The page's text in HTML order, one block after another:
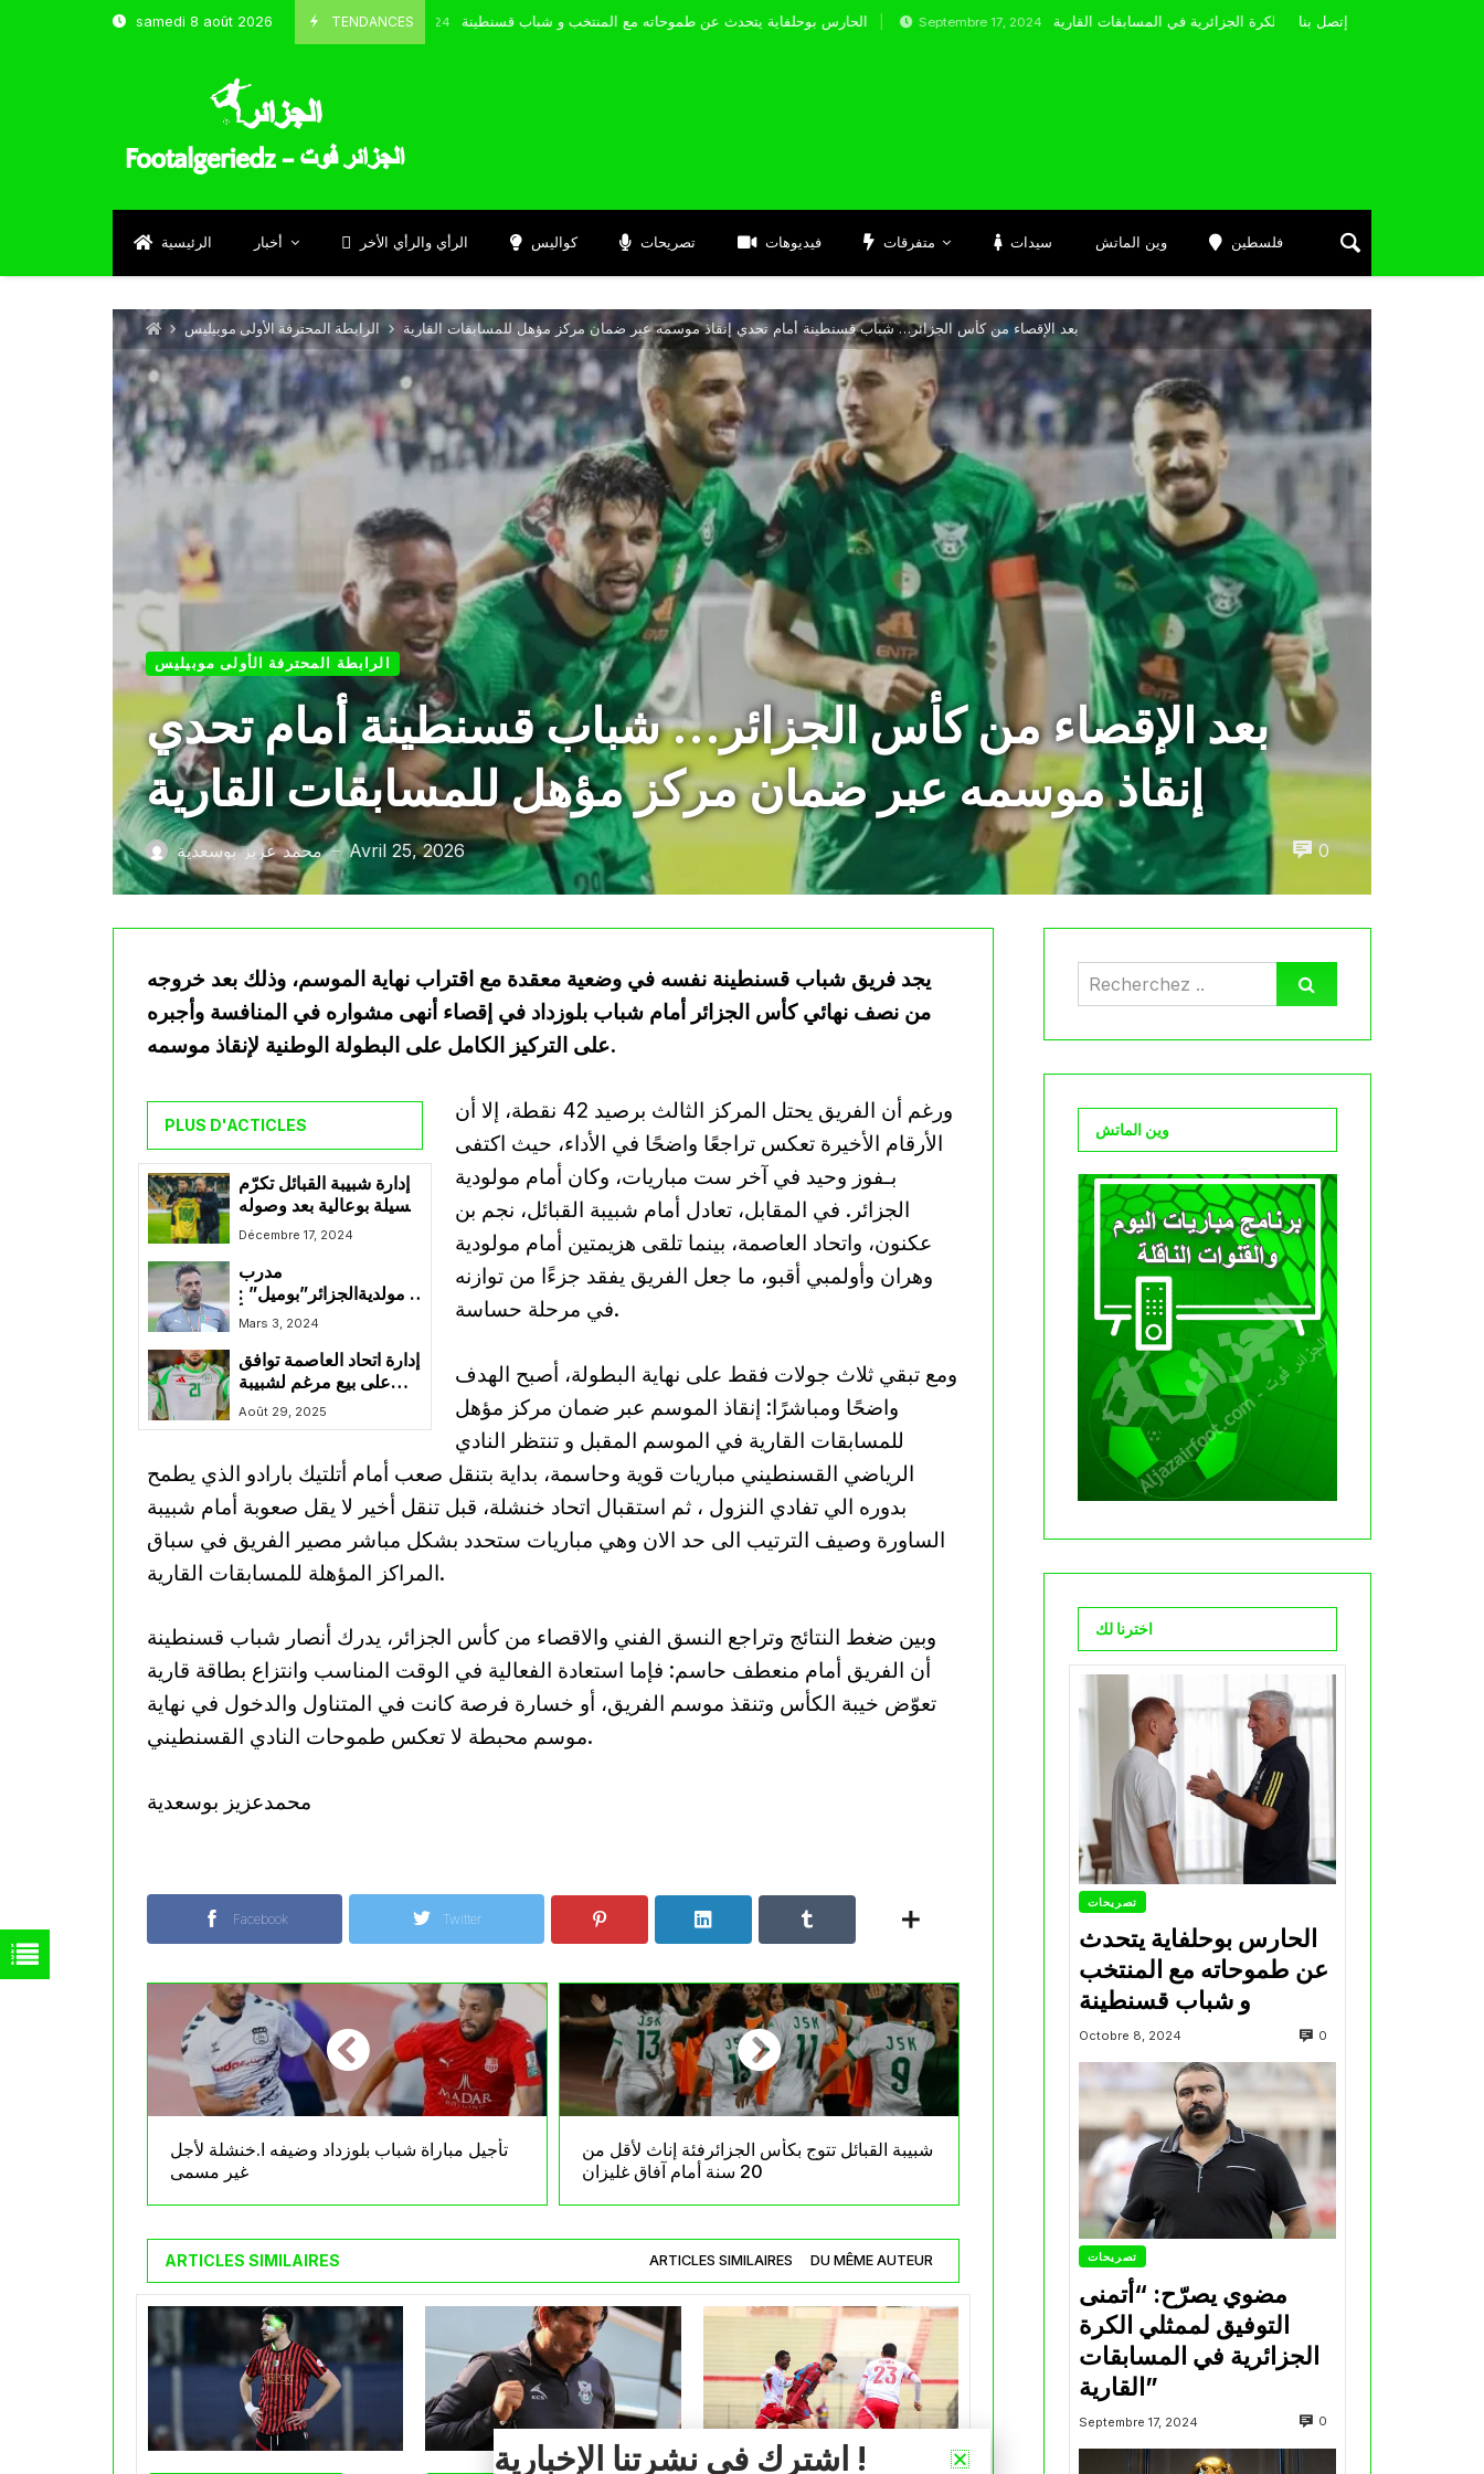
samedi 8 août 2026 TENDANCES
Octobre 8, 2024 الحارس بوحلفاية يتحدث عن طموحاته مع المنتخب و شباب قسنطينة Septembre 17, 2024 إتصل بنا
الرئيسية أخبار الرأي والرأي الأخر كواليس تصريحات فيديوهات متفرقات سيدات وين الماتش فلسطين
الرابطة المحترفة الأولى موبيليس بعد الإقصاء من كأس الجزائر… شباب قسنطينة أمام تحدي إنقاذ موسمه عبر ضمان مركز مؤهل للمسابقات القارية
الرابطة المحترفة الأولى موبيليس
بعد الإقصاء من كأس الجزائر… شباب قسنطينة أمام تحدي
إنقاذ موسمه عبر ضمان مركز مؤهل للمسابقات القارية
محمد عزيز بوسعدية — Avril 25, 2026 0
يجد فريق شباب قسنطينة نفسه في وضعية معقدة مع اقتراب نهاية الموسم، وذلك بعد خروجه
من نصف نهائي كأس الجزائر أمام شباب بلوزداد في إقصاء أنهى مشواره في المنافسة وأجبره
على التركيز الكامل على البطولة الوطنية لإنقاذ موسمه.
PLUS D'ACTICLES
إدارة شبيبة القبائل تكرّم
كسيلة بوعالية بعد وصوله
للمباراة رقم 100 بقميص
Décembre 17, 2024
مدرب
مولديةالجزائر”بوميل” :
تلقينا هدف مسبوق بخطأ
Mars 3, 2024
إدارة اتحاد العاصمة توافق
على بيع مرغم لشبيبة
القبائل
Août 29, 2025
ورغم أن الفريق يحتل المركز الثالث برصيد 42 نقطة، إلا أن
الأرقام الأخيرة تعكس تراجعًا واضحًا في الأداء، حيث اكتفى
بـفوز وحيد في آخر ست مباريات، وكان أمام مولودية
الجزائر. في المقابل، تعادل أمام شبيبة القبائل، نجم بن
عكنون، واتحاد العاصمة، بينما تلقى هزيمتين أمام مولودية
وهران وأولمبي أقبو، ما جعل الفريق يفقد جزءًا من توازنه
في مرحلة حساسة.
ومع تبقي ثلاث جولات فقط على نهاية البطولة، أصبح الهدف
واضحًا ومباشرًا: إنقاذ الموسم عبر ضمان مركز مؤهل
للمسابقات القارية في الموسم المقبل و تنتظر النادي
الرياضي القسنطيني مباريات قوية وحاسمة، بداية بتنقل صعب أمام أتلتيك بارادو الذي يطمح
بدوره الي تفادي النزول ، ثم استقبال اتحاد خنشلة، قبل تنقل أخير لا يقل صعوبة أمام شبيبة
الساورة وصيف الترتيب الى حد الان وهي مباريات ستحدد بشكل مباشر مصير الفريق في سباق
المراكز المؤهلة للمسابقات القارية.
وبين ضغط النتائج وتراجع النسق الفني والاقصاء من كأس الجزائر، يدرك أنصار شباب قسنطينة
أن الفريق أمام منعطف حاسم: فإما استعادة الفعالية في الوقت المناسب وانتزاع بطاقة قارية
تعوّض خيبة الكأس وتنقذ موسم الفريق، أو خسارة فرصة كانت في المتناول والدخول في نهاية
موسم محبطة لا تعكس طموحات النادي القسنطيني.
محمدعزيز بوسعدية
Facebook Twitter
تأجيل مباراة شباب بلوزداد وضيفه ا.خنشلة لأجل
غير مسمى
شبيبة القبائل تتوج بكأس الجزائرفئة إناث لأقل من
20 سنة أمام آفاق غليزان
ARTICLES SIMILAIRES ARTICLES SIMILAIRES DU MÊME AUTEUR
وين الماتش
اخترنا لك
تصريحات
الحارس بوحلفاية يتحدث
عن طموحاته مع المنتخب
و شباب قسنطينة
Octobre 8, 2024 0
تصريحات
مضوي يصرّح: “أتمنى
التوفيق لممثلي الكرة
الجزائرية في المسابقات
القارية”
Septembre 17, 2024 0
اشترك في نشرتنا الإخبارية !